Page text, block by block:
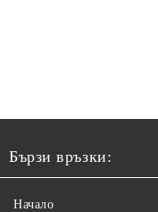
Бързи връзки:
Начало